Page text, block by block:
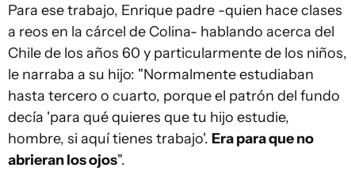
Para ese trabajo, Enrique padre -quien hace clases
a reos en la cárcel de Colina- hablando acerca del
Chile de los años 60 y particularmente de los niños,
le narraba a su hijo: "Normalmente estudiaban
hasta tercero o cuarto, porque el patrón del fundo
decía 'para qué quieres que tu hijo estudie,
hombre, si aquí tienes trabajo'. Era para que no
abrieran los ojos".